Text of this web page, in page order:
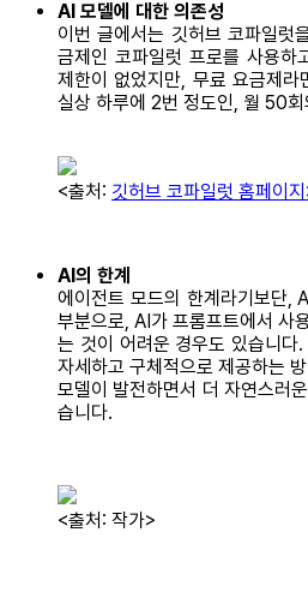
AI 모델에 대한 의존성
이번 글에서는 깃허브 코파일럿
금제인 코파일럿 프로를 사용하
제한이 없었지만, 무료 요금제
실상 하루에 2번 정도인, 월 50
<출처: 깃허브 코파일럿 홈페이
AI의 한계
에이전트 모드의 한계라기보단,
부분으로, AI가 프롬프트에서 사
는 것이 어려운 경우도 있습니다
자세하고 구체적으로 제공하는
모델이 발전하면서 더 자연스러
습니다.
<출처: 작가>